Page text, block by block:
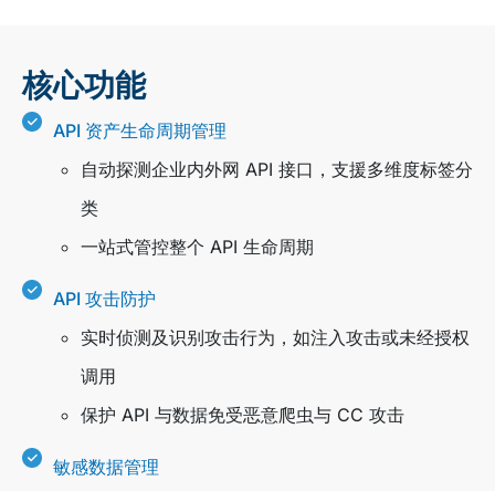
核心功能
API 资产生命周期管理
自动探测企业内外网 API 接口，支援多维度标签分
类
一站式管控整个 API 生命周期
API 攻击防护
实时侦测及识别攻击行为，如注入攻击或未经授权
调用
保护 API 与数据免受恶意爬虫与 CC 攻击
敏感数据管理